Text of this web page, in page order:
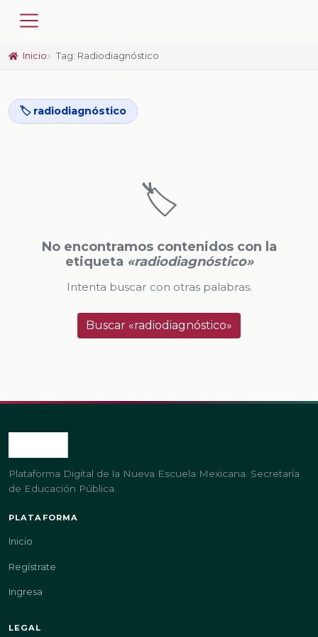
Inicio Tag: Radiodiagnóstico
🏷️ radiodiagnóstico
🏷️
No encontramos contenidos con la
etiqueta «radiodiagnóstico»
Intenta buscar con otras palabras.
Buscar «radiodiagnóstico»
Plataforma Digital de la Nueva Escuela Mexicana. Secretaría
de Educación Pública.
PLATAFORMA
Inicio
Regístrate
Ingresa
LEGAL